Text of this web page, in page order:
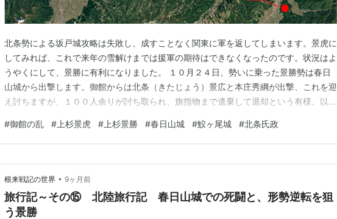
北条勢による坂戸城攻略は失敗し、成すことなく関東に軍を返してしまいます。景虎に
してみれば、これで来年の雪解けまでは援軍の期待はできなくなったのです。状況はよ
うやくにして、景勝に有利になりました。 １０月２４日、勢いに乗った景勝勢は春日
山城から出撃します。御館からは北条（きたじょう）景広と本庄秀綱が出撃、これを迎
え討ちますが、１００人余りが討ち取られ、旗指物まで遺棄して退却という有様。以
たいところでしたが、手持ちの兵が絶対的に足りません。そこで御館の補給線を断つべ
く、琵琶島城方面の攻勢を強めます。琵琶島城は鵜川を通じて…
#御館の乱 # 上杉景虎 # 上杉景勝 #春日山城 #鮫ヶ尾城 #北条氏政
根来戦記の世界 • 9ヶ月前
旅行記～その⑮ 北陸旅行記 春日山城での死闘と、形勢逆転を狙
う景勝